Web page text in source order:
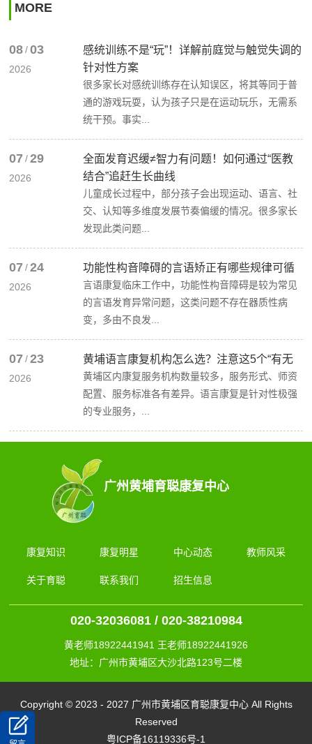
MORE
08 / 03
2026
感统训练不是“玩”！详解前庭觉与触觉失调的
针对性方案
很多家长对感统训练存在认知误区，将其等同于普
通的游戏玩耍，认为孩子只是在运动玩乐，无需系
统干预。事实...
07 / 29
2026
全面发育迟缓≠智力有问题！如何通过“医教
结合”追赶生长曲线
儿童成长过程中，部分孩子会出现运动、语言、社
交、认知等多维度发展节奏偏缓的情况。很多家长
发现此类问题...
07 / 24
2026
功能性构音障碍的言语矫正有哪些规律可循
言语康复临床工作中，功能性构音障碍是较为常见
的言语发育异常问题，这类问题不存在器质性病
变，多由不良发...
07 / 23
2026
黄埔语言康复机构怎么选？注意这5个“有无
黄埔区内康复服务机构数量较多，服务形式、师资
配置、服务标准各有差异。语言康复是针对性极强
的专业服务，...
广州黄埔育聪康复中心
康复知识 康复明星 中心动态 教师风采
关于育聪 联系我们 招生信息
020-32036081 / 020-38210984
黄老师18922441941 王老师18922441926
地址：广州市黄埔区大沙北路123号二楼
Copyright © 2023 - 2027 广州市黄埔区育聪康复中心 All Rights
Reserved
粤ICP备16119336号-1